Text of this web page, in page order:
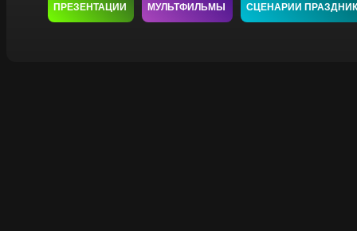
ПРЕЗЕНТАЦИИ МУЛЬТФИЛЬМЫ СЦЕНАРИИ